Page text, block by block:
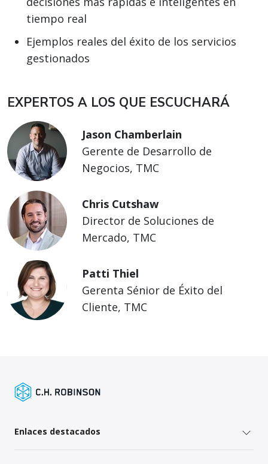
tiempo real
Ejemplos reales del éxito de los servicios
gestionados
EXPERTOS A LOS QUE ESCUCHARÁ
Jason Chamberlain
Gerente de Desarrollo de
Negocios, TMC
Chris Cutshaw
Director de Soluciones de
Mercado, TMC
Patti Thiel
Gerenta Sénior de Éxito del
Cliente, TMC
Enlaces destacados